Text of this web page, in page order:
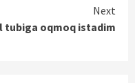
Next
tubiga oqmoq istadim